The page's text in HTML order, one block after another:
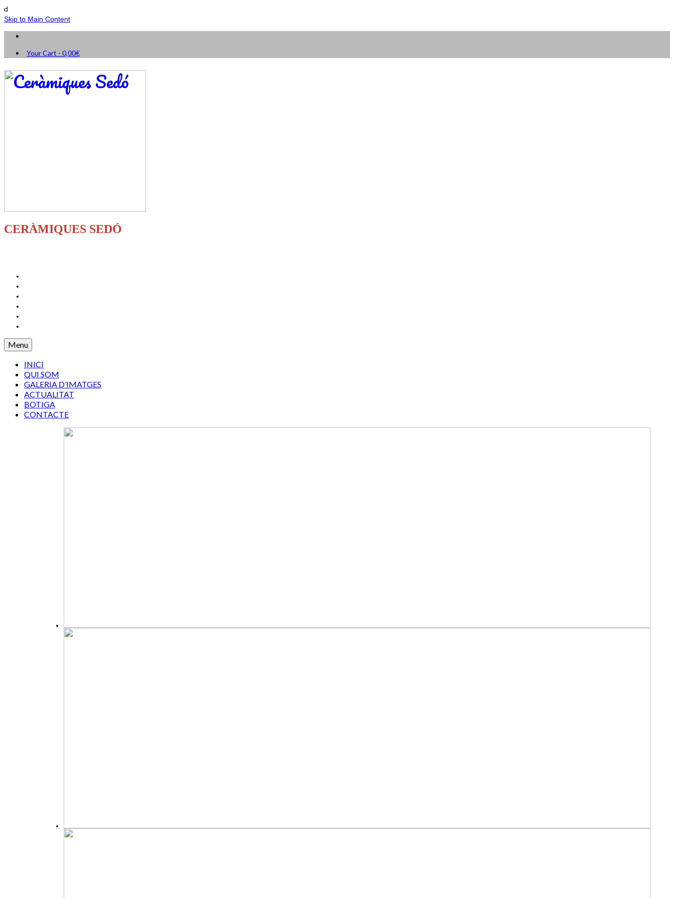
d
Skip to Main Content
Your Cart - 0,00€
CERÀMIQUES SEDÓ
Menu
INICI
QUI SOM
GALERIA D’IMATGES
ACTUALITAT
BOTIGA
CONTACTE